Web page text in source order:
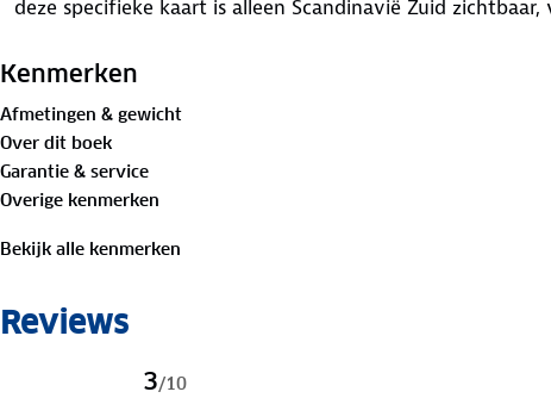
deze specifieke kaart is alleen Scandinavië Zuid
Kenmerken
Afmetingen & gewicht
Over dit boek
Garantie & service
Overige kenmerken
Bekijk alle kenmerken
Reviews
3/10